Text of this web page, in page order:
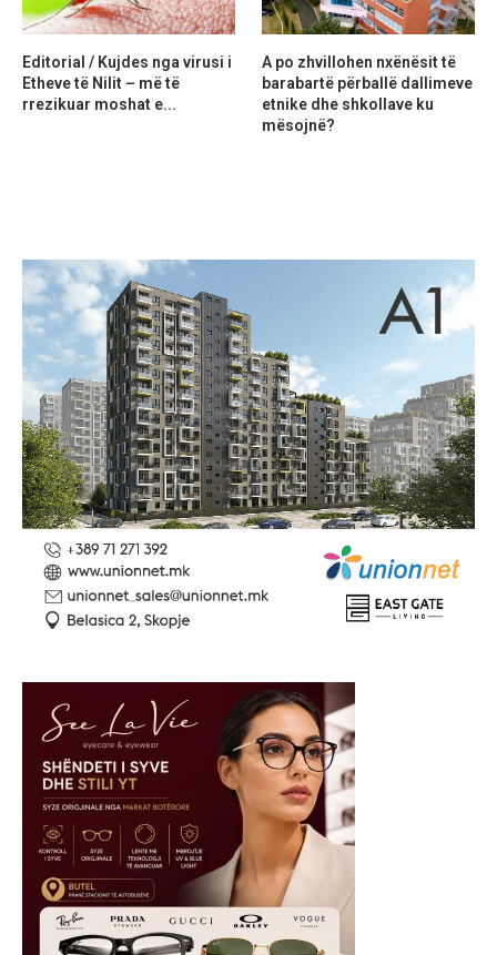
Editorial / Kujdes nga virusi i
Etheve të Nilit – më të
rrezikuar moshat e...
A po zhvillohen nxënësit të
barabartë përballë dallimeve
etnike dhe shkollave ku
mësojnë?